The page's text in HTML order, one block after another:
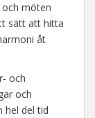
och möten
sätt att hitta
åt
och
och
hel del tid